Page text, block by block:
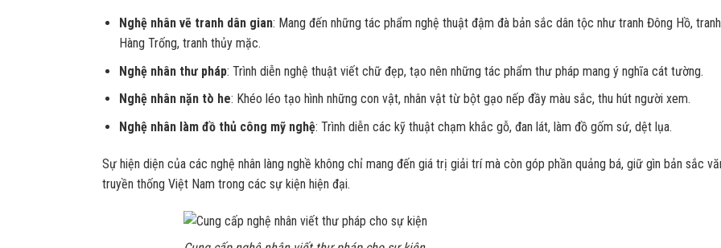
Nghệ nhân vẽ tranh dân gian: Mang đến những tác phẩm nghệ thuật đậm đà bản sắc dân tộc như tranh Đông Hồ, tranh
Hàng Trống, tranh thủy mặc.
Nghệ nhân thư pháp: Trình diễn nghệ thuật viết chữ đẹp, tạo nên những tác phẩm thư pháp mang ý nghĩa cát tường.
Nghệ nhân nặn tò he: Khéo léo tạo hình những con vật, nhân vật từ bột gạo nếp đầy màu sắc, thu hút người xem.
Nghệ nhân làm đồ thủ công mỹ nghệ: Trình diễn các kỹ thuật chạm khắc gỗ, đan lát, làm đồ gốm sứ, dệt lụa.
Sự hiện diện của các nghệ nhân làng nghề không chỉ mang đến giá trị giải trí mà còn góp phần quảng bá, giữ gìn bản sắc
truyền thống Việt Nam trong các sự kiện hiện đại.